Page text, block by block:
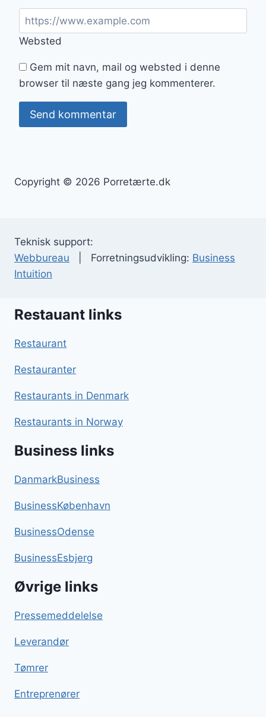
Websted
Gem mit navn, mail og websted i denne
browser til næste gang jeg kommenterer.
Copyright © 2026 Porretærte.dk
Teknisk support:
Webbureau | Forretningsudvikling: Business
Intuition
Restauant links
Restaurant
Restauranter
Restaurants in Denmark
Restaurants in Norway
Business links
DanmarkBusiness
BusinessKøbenhavn
BusinessOdense
BusinessEsbjerg
Øvrige links
Pressemeddelelse
Leverandør
Tømrer
Entreprenører